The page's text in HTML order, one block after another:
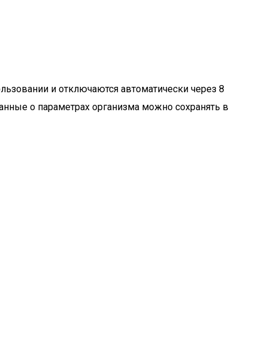
и отключаются автоматически через 8
о параметрах организма можно сохранять в